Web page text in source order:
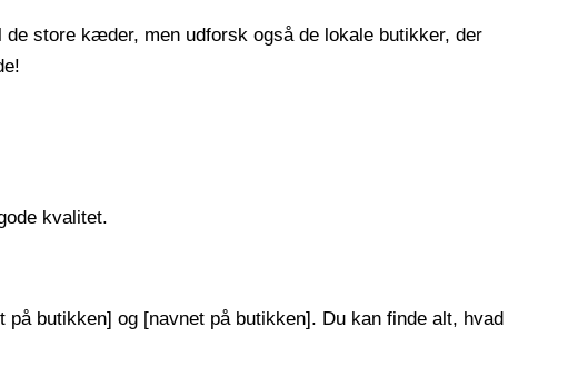
store kæder, men udforsk også de lokale butikker, der
kvalitet.
butikken] og [navnet på butikken]. Du kan finde alt, hvad